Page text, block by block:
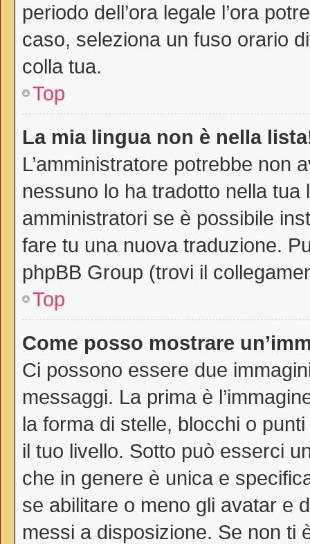
periodo dell’ora legale l’ora
caso, seleziona un fuso orario
colla tua.
Top
La mia lingua non è nella
L’amministratore potrebbe non
nessuno lo ha tradotto nella
amministratori se è possibile
fare tu una nuova traduzione.
phpBB Group (trovi il
Top
Come posso mostrare
Ci possono essere due
messaggi. La prima è
la forma di stelle, blocchi o
il tuo livello. Sotto può esserci
che in genere è unica e
se abilitare o meno gli avatar e
messi a disposizione. Se non ti